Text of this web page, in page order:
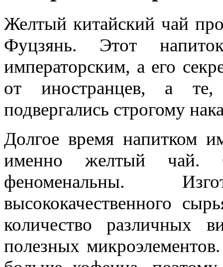
Желтый китайский чай
Фуцзянь. Этот
императорским, а его
от иностранцев, а
подвергались строгому
Долгое время напитком
именно желтый чай.
феноменальны.
высококачественного
количество различных
полезных